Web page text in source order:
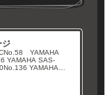
ジ
YAMAHA
YAMAHA SAS-
YAMAHA